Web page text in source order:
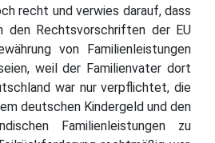
recht und verwies darauf, dass
den Rechtsvorschriften der EU
von Familienleistungen
weil der Familienvater dort
war nur verpflichtet, die
deutschen Kindergeld und den
Familienleistungen zu